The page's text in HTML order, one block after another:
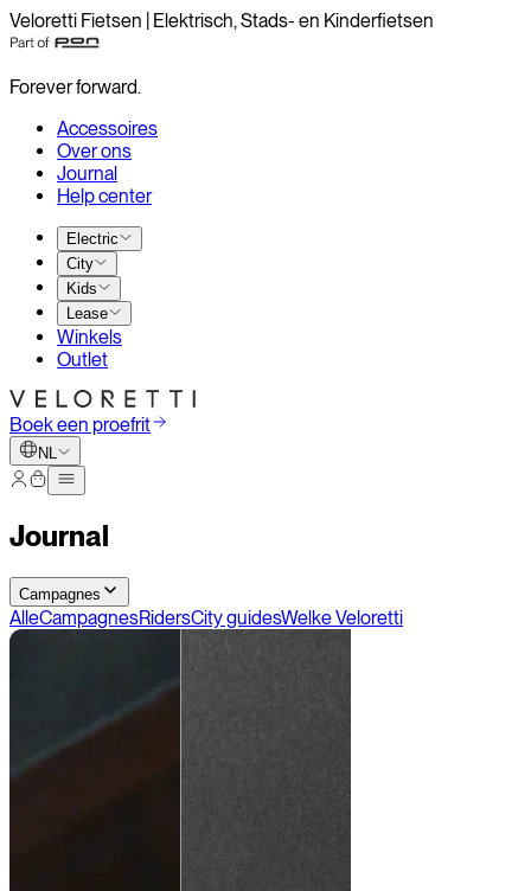
Veloretti Fietsen | Elektrisch, Stads- en Kinderfietsen
Forever forward.
Accessoires
Over ons
Journal
Help center
Electric
City
Kids
Lease
Winkels
Outlet
Boek een proefrit
NL
Journal
Campagnes
AlleCampagnesRidersCity guidesWelke Veloretti